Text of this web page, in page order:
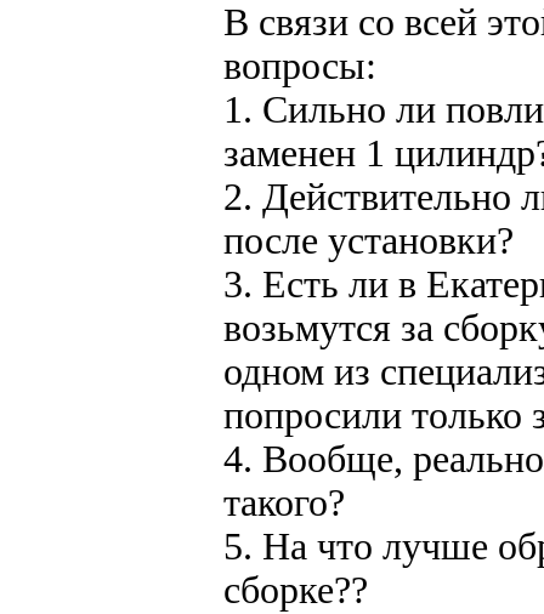
В связи со всей
вопросы:
1. Сильно ли
заменен 1
2. Действительно
после установки?
3. Есть ли в
возьмутся за
одном из
попросили только
4. Вообще,
такого?
5. На что лучше
сборке??